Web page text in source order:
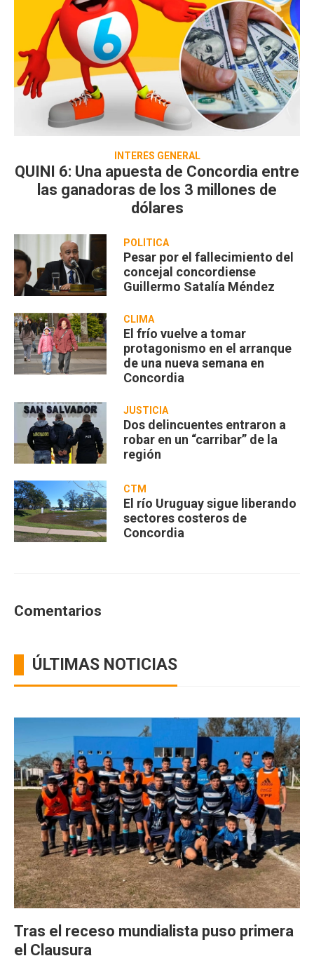
INTERÉS GENERAL
QUINI 6: Una apuesta de Concordia entre
las ganadoras de los 3 millones de
dólares
POLÍTICA
Pesar por el fallecimiento del
concejal concordiense
Guillermo Satalía Méndez
CLIMA
El frío vuelve a tomar
protagonismo en el arranque
de una nueva semana en
Concordia
JUSTICIA
Dos delincuentes entraron a
robar en un “carribar” de la
región
CTM
El río Uruguay sigue liberando
sectores costeros de
Concordia
Comentarios
ÚLTIMAS NOTICIAS
Tras el receso mundialista puso primera
el Clausura